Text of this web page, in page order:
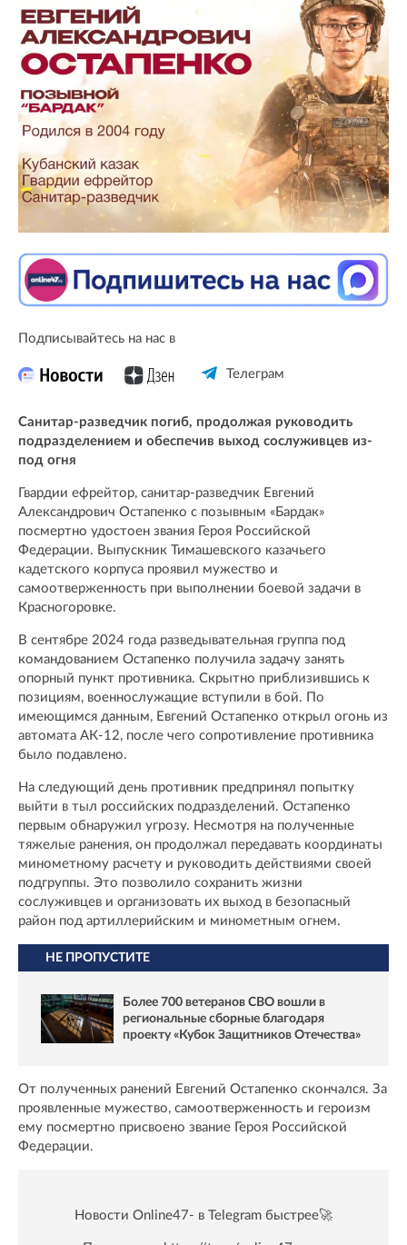
Подписывайтесь на нас в
Телеграм
Санитар-разведчик погиб, продолжая руководить
подразделением и обеспечив выход сослуживцев из-
под огня
Гвардии ефрейтор, санитар-разведчик Евгений
Александрович Остапенко с позывным «Бардак»
посмертно удостоен звания Героя Российской
Федерации. Выпускник Тимашевского казачьего
кадетского корпуса проявил мужество и
самоотверженность при выполнении боевой задачи в
Красногоровке.
В сентябре 2024 года разведывательная группа под
командованием Остапенко получила задачу занять
опорный пункт противника. Скрытно приблизившись к
позициям, военнослужащие вступили в бой. По
имеющимся данным, Евгений Остапенко открыл огонь из
автомата АК-12, после чего сопротивление противника
было подавлено.
На следующий день противник предпринял попытку
выйти в тыл российских подразделений. Остапенко
первым обнаружил угрозу. Несмотря на полученные
тяжелые ранения, он продолжал передавать координаты
минометному расчету и руководить действиями своей
подгруппы. Это позволило сохранить жизни
сослуживцев и организовать их выход в безопасный
район под артиллерийским и минометным огнем.
НЕ ПРОПУСТИТЕ
Более 700 ветеранов СВО вошли в
региональные сборные благодаря
проекту «Кубок Защитников Отечества»
От полученных ранений Евгений Остапенко скончался. За
проявленные мужество, самоотверженность и героизм
ему посмертно присвоено звание Героя Российской
Федерации.
Новости Online47- в Telegram быстрее🚀